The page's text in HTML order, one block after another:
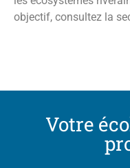
objectif, consultez la
Votre